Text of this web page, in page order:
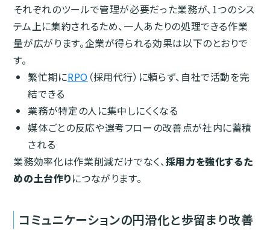
それぞれのツールで管理が必要だった業務が、1つのシス
テム上に集約されるため、一人あたりの処理できる作業
量が広がります。企業が得られる効果は以下のとおりで
す。
繁忙期にRPO （採用代行）に頼らず、自社で活動を完
結できる
業務が特定の人に集中しにくくなる
媒体ごとの反応や選考フローの改善点が社内に蓄積
される
業務効率化は作業削減だけでなく、採用力を強化するた
めの土台作りにつながります。
コミュニケーションの円滑化と歩留まり改善